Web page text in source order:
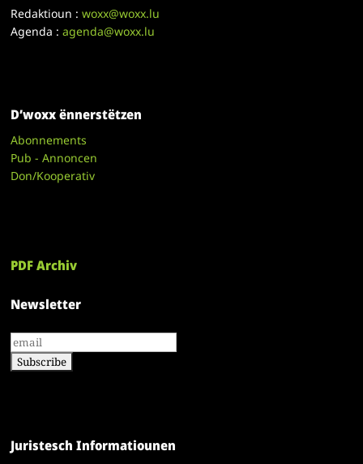
Redaktioun :woxx@woxx.lu
Agenda :agenda@woxx.lu
D’woxx ënnerstëtzen
Abonnements
Pub - Annoncen
Don/Kooperativ
PDF Archiv
Newsletter
Juristesch Informatiounen